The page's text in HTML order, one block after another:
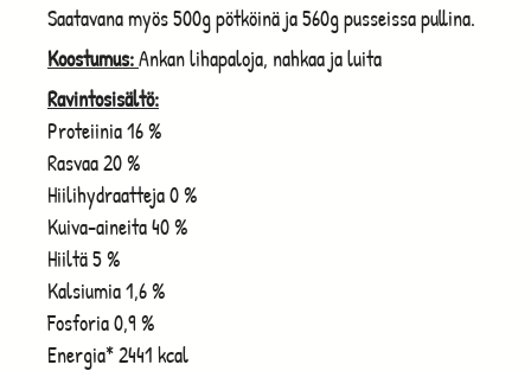
Saatavana myös 500g pötköinä ja 560g pusseissa pullina.
Koostumus:Ankan lihapaloja, nahkaa ja luita
Ravintosisältö:
Proteiinia 16 %
Rasvaa 20 %
Hiilihydraatteja 0 %
Kuiva-aineita 40 %
Hiiltä 5 %
Kalsiumia 1,6 %
Fosforia 0,9 %
Energia* 2441 kcal